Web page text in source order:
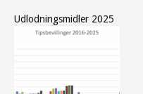
Udlodningsmidler 2025